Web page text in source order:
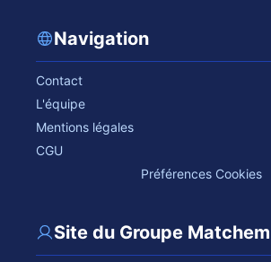
Navigation
Contact
L'équipe
Mentions légales
CGU
Préférences Cookies
Site du Groupe Matchem